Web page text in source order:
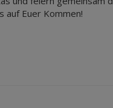
auf Euer Kommen!